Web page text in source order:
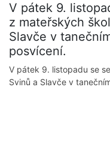
V pátek 9.
z mateřských
Slavče v
posvícení.
V pátek 9. listopadu se
Svinů a Slavče v